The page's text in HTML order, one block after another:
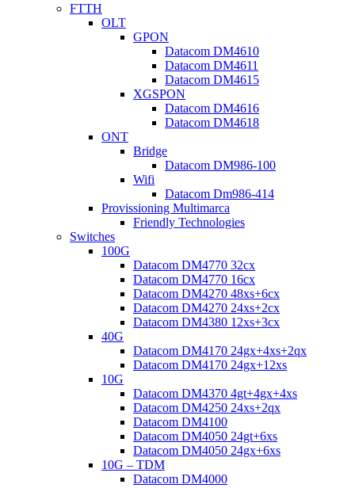
FTTH
OLT
GPON
Datacom DM4610
Datacom DM4611
Datacom DM4615
XGSPON
Datacom DM4616
Datacom DM4618
ONT
Bridge
Datacom DM986-100
Wifi
Datacom Dm986-414
Provissioning Multimarca
Friendly Technologies
Switches
100G
Datacom DM4770 32cx
Datacom DM4770 16cx
Datacom DM4270 48xs+6cx
Datacom DM4270 24xs+2cx
Datacom DM4380 12xs+3cx
40G
Datacom DM4170 24gx+4xs+2qx
Datacom DM4170 24gx+12xs
10G
Datacom DM4370 4gt+4gx+4xs
Datacom DM4250 24xs+2qx
Datacom DM4100
Datacom DM4050 24gt+6xs
Datacom DM4050 24gx+6xs
10G – TDM
Datacom DM4000